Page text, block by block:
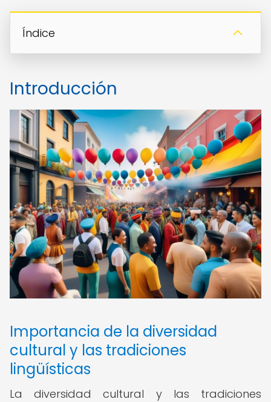
Índice
Introducción
Importancia de la diversidad
cultural y las tradiciones
lingüísticas
La diversidad cultural y las tradiciones